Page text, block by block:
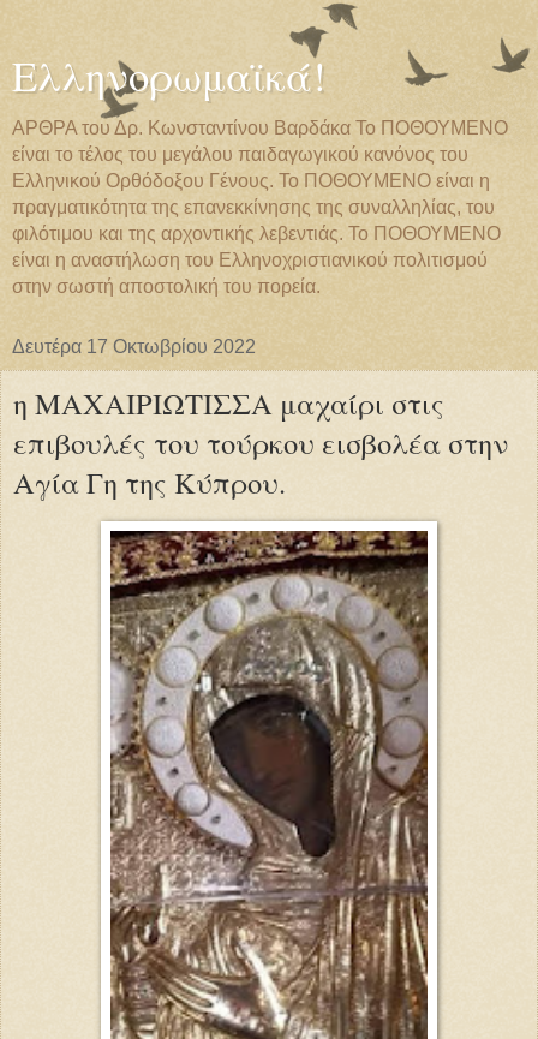
Ελληνορωμαϊκά!
ΑΡΘΡΑ του Δρ. Κωνσταντίνου Βαρδάκα Το ΠΟΘΟΥΜΕΝΟ
είναι το τέλος του μεγάλου παιδαγωγικού κανόνος του
Ελληνικού Ορθόδοξου Γένους. Το ΠΟΘΟΥΜΕΝΟ είναι η
πραγματικότητα της επανεκκίνησης της συναλληλίας, του
φιλότιμου και της αρχοντικής λεβεντιάς. Το ΠΟΘΟΥΜΕΝΟ
είναι η αναστήλωση του Ελληνοχριστιανικού πολιτισμού
στην σωστή αποστολική του πορεία.
Δευτέρα 17 Οκτωβρίου 2022
η ΜΑΧΑΙΡΙΩΤΙΣΣΑ μαχαίρι στις
επιβουλές του τούρκου εισβολέα στην
Αγία Γη της Κύπρου.